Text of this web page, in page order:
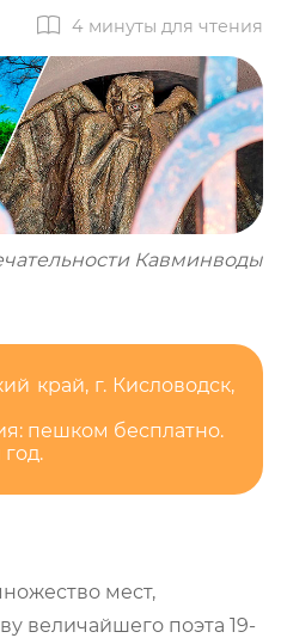
4 минуты для чтения
Кавминводы
край, г. Кисловодск,
пешком бесплатно.
мест,
величайшего поэта 19-